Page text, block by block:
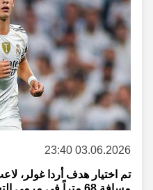
03.06.2026 23:40
تم اختيار هدف أردا غولر،